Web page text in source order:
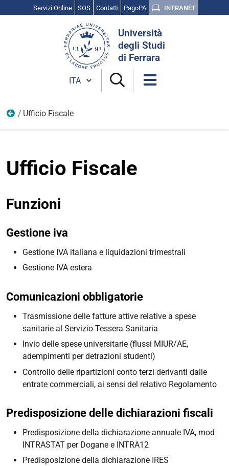
Servizi Online SOS Contatti PagoPA INTRANET
Università
degli Studi
di Ferrara
Cambia lingua
Uffici
Ufficio Fiscale
Ufficio Fiscale
Funzioni
Gestione iva
Gestione IVA italiana e liquidazioni trimestrali
Gestione IVA estera
Comunicazioni obbligatorie
Trasmissione delle fatture attive relative a spese
sanitarie al Servizio Tessera Sanitaria
Invio delle spese universitarie (flussi MIUR/AE,
adempimenti per detrazioni studenti)
Controllo delle ripartizioni conto terzi derivanti dalle
entrate commerciali, ai sensi del relativo Regolamento
Predisposizione delle dichiarazioni fiscali
Predisposizione della dichiarazione annuale IVA, mod
INTRASTAT per Dogane e INTRA12
Predisposizione della dichiarazione IRES